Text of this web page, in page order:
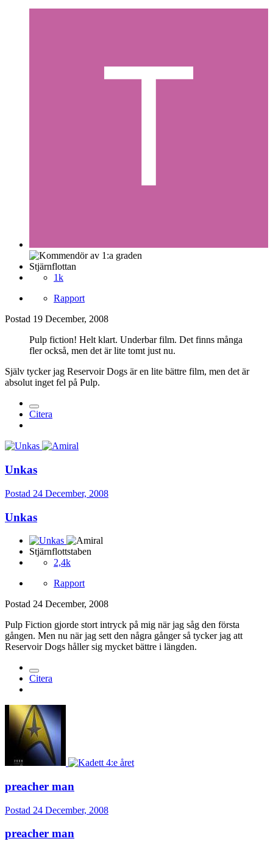
Stjärnflottan
1k
Rapport
Postad 19 December, 2008
Pulp fiction! Helt klart. Underbar film. Det finns många
fler också, men det är lite tomt just nu.
Själv tycker jag Reservoir Dogs är en lite bättre film, men det är
absolut inget fel på Pulp.
Citera
Unkas
Postad 24 December, 2008
Unkas
Stjärnflottstaben
2,4k
Rapport
Postad 24 December, 2008
Pulp Fiction gjorde stort intryck på mig när jag såg den första
gången. Men nu när jag sett den några gånger så tycker jag att
Reservoir Dogs håller sig mycket bättre i längden.
Citera
preacher man
Postad 24 December, 2008
preacher man